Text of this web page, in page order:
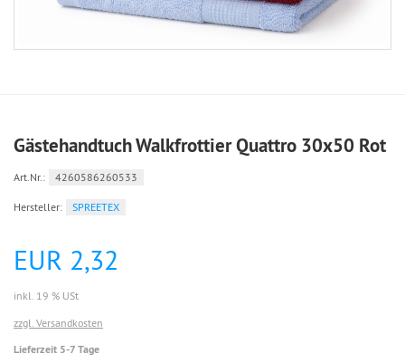
Gästehandtuch Walkfrottier Quattro 30x50 Rot
Art.Nr.: 4260586260533
Hersteller: SPREETEX
EUR 2,32
inkl. 19 % USt
zzgl. Versandkosten
Lieferzeit 5-7 Tage